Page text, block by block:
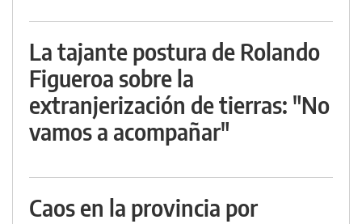
La tajante postura de Rolando
Figueroa sobre la
extranjerización de tierras: "No
vamos a acompañar"
Caos en la provincia por